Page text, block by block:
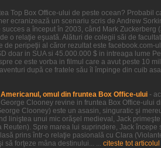
Top Box Office-ului de peste ocean? Probabil
ecranizează un scenariu scris de Andrew
a început în 2003, când Mark Zuckerberg
o relaţie eşuată. Alături de colegii săi de
peripeţii al căror rezultat este facebook.com-
doar in SUA si 45.000.000 $ in intreaga lume
ce este vorba in filmul care a avut peste 10
după ce fratele său îl împinge din cuib
Americanul, omul din fruntea Box Office-ului -
George Clooney revine in fruntea Box Office-ului
Clooney) este un asasin, singuratic şi
liniştea unui mic orăşel medieval, Jack
Spre marea lui suprindere, Jack începe
prins într-o relaţie pasională cu Clara
să forţeze mâna destinului... ... citeste tot articolul